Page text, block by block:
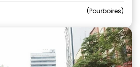
Pourboires